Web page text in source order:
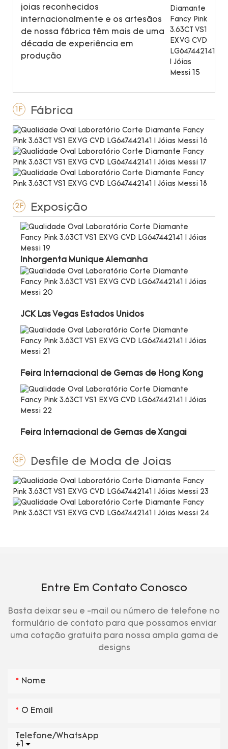
joias reconhecidos
internacionalmente e os artesãos
de nossa fábrica têm mais de uma
década de experiência em
produção
1F Fábrica
2F Exposição
Inhorgenta Munique Alemanha
JCK Las Vegas Estados Unidos
Feira Internacional de Gemas de Hong Kong
Feira Internacional de Gemas de Xangai
3F Desfile de Moda de Joias
Entre Em Contato Conosco
Basta deixar seu e -mail ou número de telefone no
formulário de contato para que possamos enviar
uma cotação gratuita para nossa ampla gama de
designs
Nome
O Email
+1
Telefone/WhatsApp